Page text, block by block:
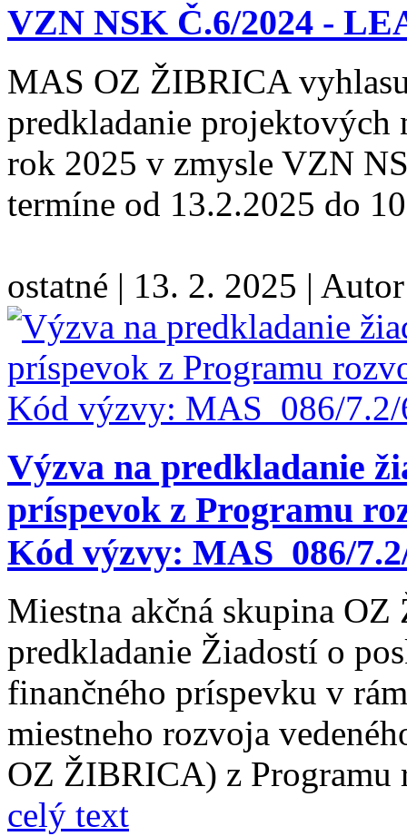
VZN NSK Č.6/2024 -
MAS OZ ŽIBRICA
predkladanie projektových
rok 2025 v zmysle VZN
termíne od 13.2.2025 do
ostatné | 13. 2. 2025 |
Výzva na predkladanie
príspevok z Programu
Kód výzvy: MAS_086/
Miestna akčná skupina
predkladanie Žiadostí o
finančného príspevku v
miestneho rozvoja
OZ ŽIBRICA) z Programu
celý text